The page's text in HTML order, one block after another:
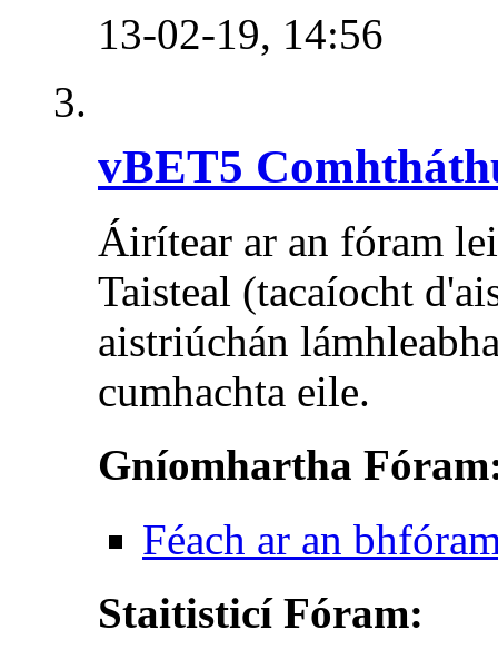
13-02-19, 14:56
vBET5
Áirítear ar an fóram
Taisteal (tacaíocht
aistriúchán
cumhachta eile.
Gníomhartha
Féach ar an
Staitisticí Fóram: